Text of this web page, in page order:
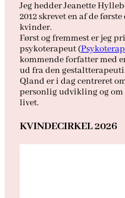
Jeg hedder Jeanette
2012 skrevet en af de
kvinder.
Først og fremmest er jeg
psykoterapeut (
kommende forfatter med
ud fra den
Qland er i dag centreret
personlig udvikling og
livet.
KVINDECIRKEL 2026